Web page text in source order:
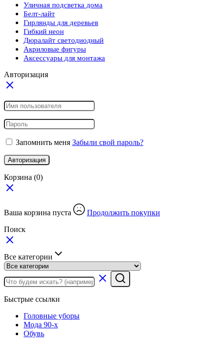
Уличная подсветка дома
Белт-лайт
Гирлянды для деревьев
Гибкий неон
Дюралайт светодиодный
Акриловые фигуры
Аксессуары для монтажа
Авторизация
Запомнить меня Забыли свой пароль?
Авторизация
Корзина (0)
Ваша корзина пуста
Продолжить покупки
Поиск
Все категории
Быстрые ссылки
Головные уборы
Мода 90-х
Обувь